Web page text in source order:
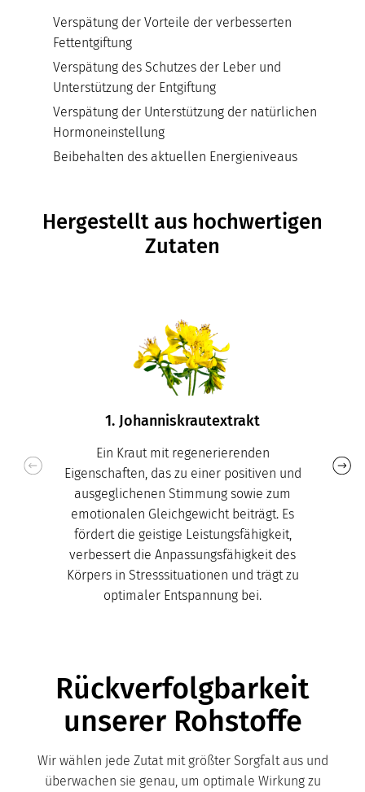
Verspätung der Vorteile der verbesserten
Fettentgiftung
Verspätung des Schutzes der Leber und
Unterstützung der Entgiftung
Verspätung der Unterstützung der natürlichen
Hormoneinstellung
Beibehalten des aktuellen Energieniveaus
Hergestellt aus hochwertigen
Zutaten
1. Johanniskrautextrakt
Ein Kraut mit regenerierenden
Eigenschaften, das zu einer positiven und
ausgeglichenen Stimmung sowie zum
emotionalen Gleichgewicht beiträgt. Es
fördert die geistige Leistungsfähigkeit,
verbessert die Anpassungsfähigkeit des
Körpers in Stresssituationen und trägt zu
optimaler Entspannung bei.
Rückverfolgbarkeit
unserer Rohstoffe
Wir wählen jede Zutat mit größter Sorgfalt aus und
überwachen sie genau, um optimale Wirkung zu